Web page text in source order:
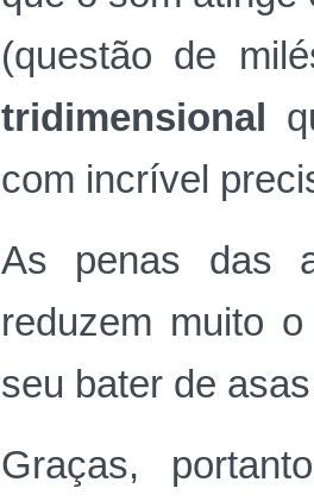
(questão de
tridimensional
com incrível
As penas das
reduzem muito
seu bater de
Graças,